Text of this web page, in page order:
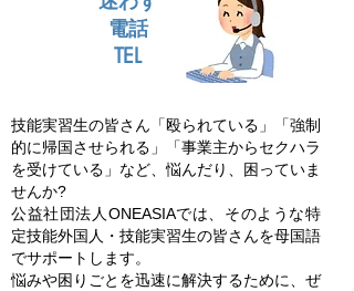
電話
TEL
技能実習生の皆さん「殴られている」「強制
的に帰国させられる」「事業主からセクハラ
を受けている」など、悩んだり、困っていま
せんか?
公益社団法人ONEASIAでは、そのような特
定技能外国人・技能実習生の皆さんを母国語
でサポートします。
悩みや困りごとを迅速に解決するために、ぜ